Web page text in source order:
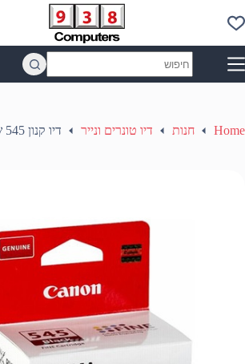
to
content
results
Home חנות דיו טונרים ונייר דיו קנון 545 שחור